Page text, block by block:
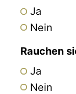
Ja
Nein
Rauchen
Ja
Nein